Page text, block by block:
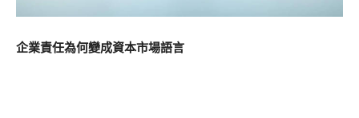
企業責任為何變成資本市場語言